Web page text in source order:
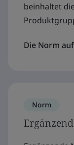
beinhaltet
Die Norm
Norm